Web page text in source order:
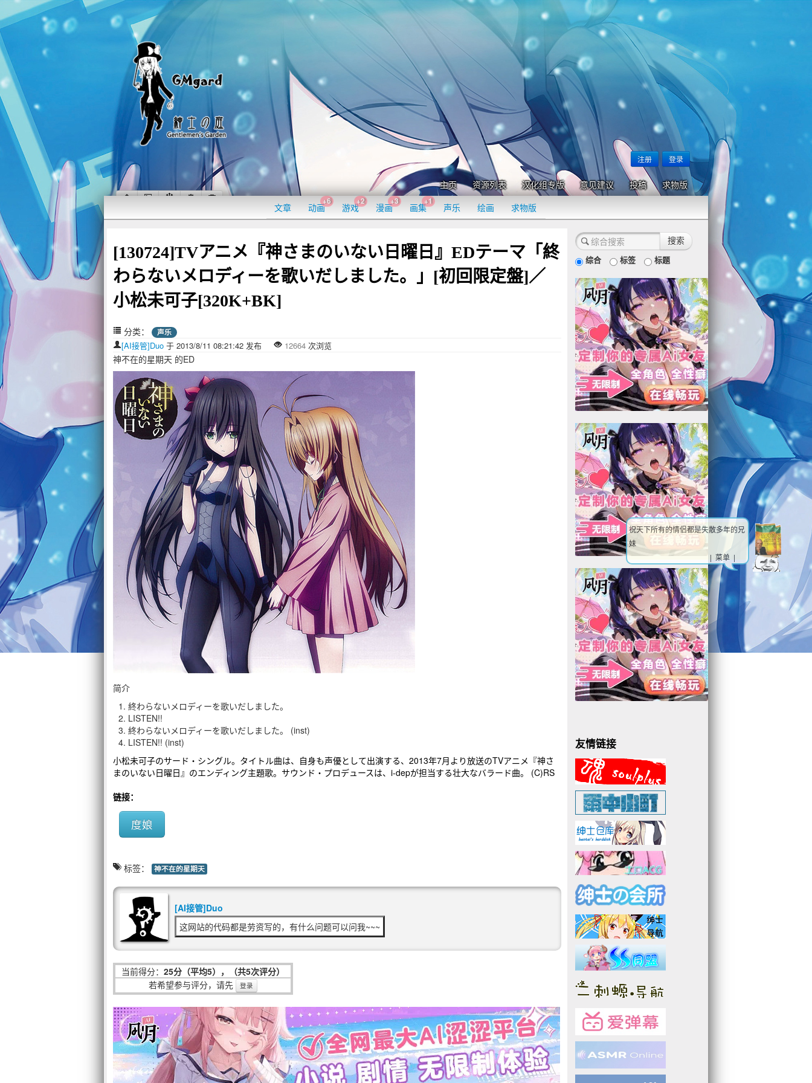
注册 登录
主页 资源列表 汉化组专版 意见建议 投稿 求物版
文章 动画
+6
游戏
+2
漫画
+3
画集
+1
声乐 绘画 求物版
[130724]TVアニメ『神さまのいない日曜日』EDテーマ「終
わらないメロディーを歌いだしました。」[初回限定盤]／
小松未可子[320K+BK]
分类： 声乐
[AI接管]Duo 于 2013/8/11 08:21:42 发布 12664 次浏览
神不在的星期天 的ED
简介
終わらないメロディーを歌いだしました。
LISTEN!!
終わらないメロディーを歌いだしました。 (inst)
LISTEN!! (inst)
小松未可子のサード・シングル。タイトル曲は、自身も声優として出演する、2013年7月より放送のTVアニメ『神さ
まのいない日曜日』のエンディング主題歌。サウンド・プロデュースは、i-depが担当する壮大なバラード曲。 (C)RS
链接：
度娘
标签： 神不在的星期天
[AI接管]Duo
这网站的代码都是劳资写的，有什么问题可以问我~~~
当前得分： 25分（平均5），（共5次评分）
若希望参与评分，请先
登录
综合 标签 标题
友情链接
祝天下所有的情侣都是失散多年的兄
妹
| 菜单 |